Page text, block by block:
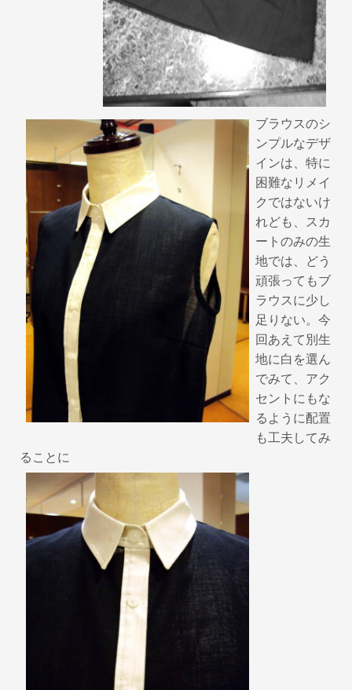
ブラウスのシ
ンプルなデザ
インは、特に
困難なリメイ
クではないけ
れども、スカ
ートのみの生
地では、どう
頑張ってもブ
ラウスに少し
足りない。今
回あえて別生
地に白を選ん
でみて、アク
セントにもな
るように配置
も工夫してみ
ることに